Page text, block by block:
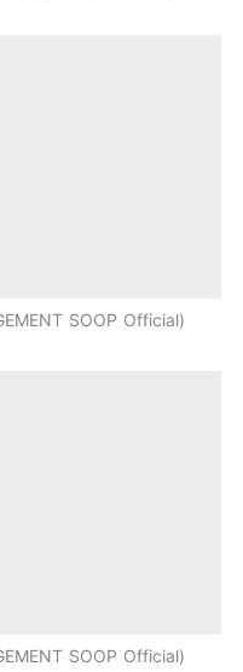
SOOP Official
SOOP Official